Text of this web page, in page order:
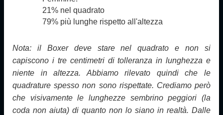
21% nel quadrato
79% più lunghe rispetto all'altezza
Nota: il Boxer deve stare nel quadrato e non si
capiscono i tre centimetri di tolleranza in lunghezza e
niente in altezza. Abbiamo rilevato quindi che le
quadrature spesso non sono rispettate. Crediamo però
che visivamente le lunghezze sembrino peggiori (la
coda non aiuta) di quanto non lo siano in realtà. Dalle